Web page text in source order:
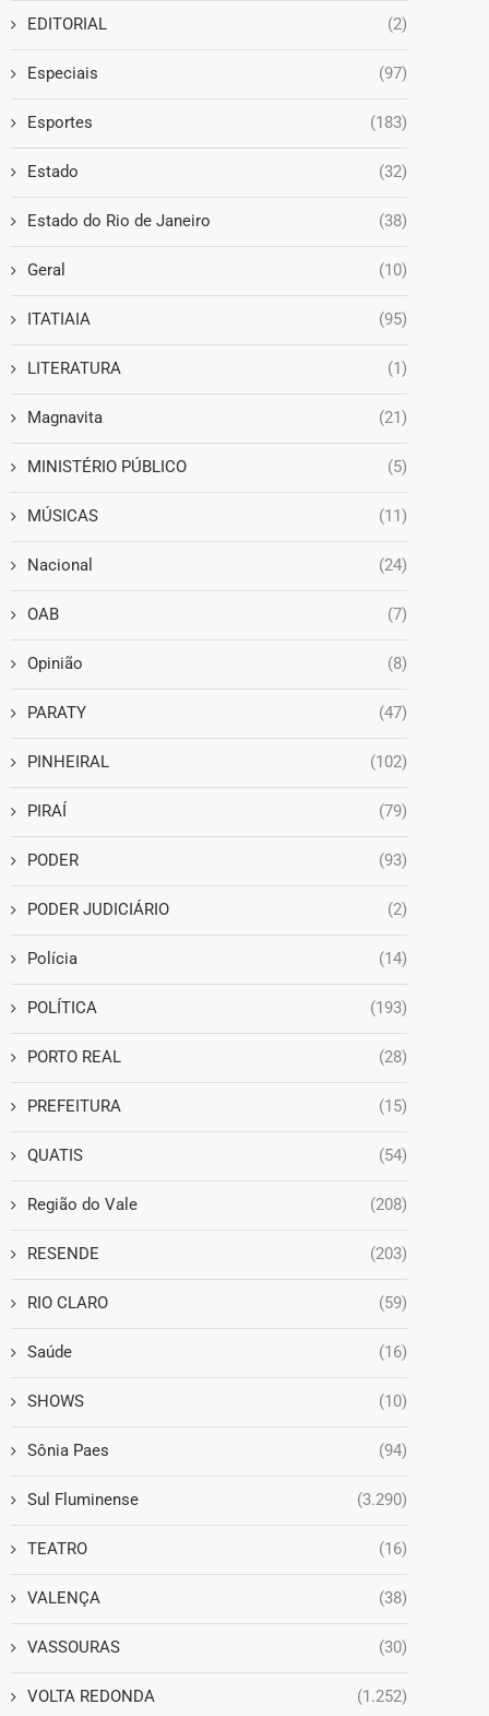
EDITORIAL (2)
Especiais (97)
Esportes (183)
Estado (32)
Estado do Rio de Janeiro (38)
Geral (10)
ITATIAIA (95)
LITERATURA (1)
Magnavita (21)
MINISTÉRIO PÚBLICO (5)
MÚSICAS (11)
Nacional (24)
OAB (7)
Opinião (8)
PARATY (47)
PINHEIRAL (102)
PIRAÍ (79)
PODER (93)
PODER JUDICIÁRIO (2)
Polícia (14)
POLÍTICA (193)
PORTO REAL (28)
PREFEITURA (15)
QUATIS (54)
Região do Vale (208)
RESENDE (203)
RIO CLARO (59)
Saúde (16)
SHOWS (10)
Sônia Paes (94)
Sul Fluminense (3.290)
TEATRO (16)
VALENÇA (38)
VASSOURAS (30)
VOLTA REDONDA (1.252)